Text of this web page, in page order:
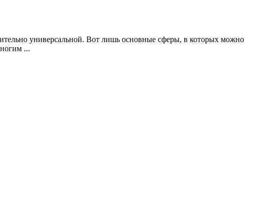
универсальной. Вот лишь основные сферы, в которых можно
...